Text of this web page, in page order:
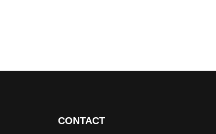
CONTACT